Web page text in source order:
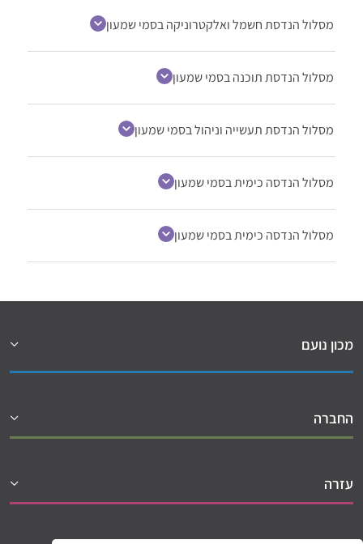
מסלול הנדסת חשמל ואלקטרוניקה בסמי שמעון
מסלול הנדסת תוכנה בסמי שמעון
מסלול הנדסת תעשייה וניהול בסמי שמעון
מסלול הנדסה כימית בסמי שמעון
מסלול הנדסה כימית בסמי שמעון
מכון נועם
החברה
עזרה